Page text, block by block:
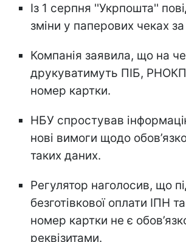
Із 1 серпня ''Укрпошта''
зміни у паперових чеках
Компанія заявила, що на
друкуватимуть ПІБ,
номер картки.
НБУ спростував
нові вимоги щодо
таких даних.
Регулятор наголосив, що
безготівкової оплати ІПН
номер картки не є
реквізитами.